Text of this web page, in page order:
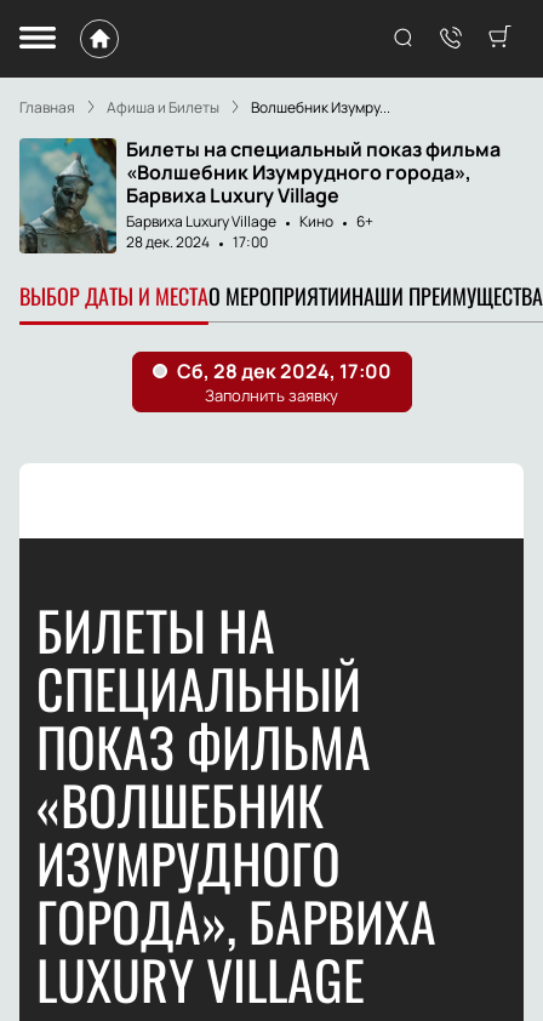
Главная Афиша и Билеты Волшебник Изумру...
Билеты на специальный показ фильма
«Волшебник Изумрудного города»,
Барвиха Luxury Village
Барвиха Luxury Village Кино
6+
28 дек. 2024
17:00
ВЫБОР ДАТЫ И МЕСТАО МЕРОПРИЯТИИНАШИ ПРЕИМУЩЕСТВА
БИЛЕТЫ НА
СПЕЦИАЛЬНЫЙ
ПОКАЗ ФИЛЬМА
«ВОЛШЕБНИК
ИЗУМРУДНОГО
ГОРОДА», БАРВИХА
LUXURY VILLAGE